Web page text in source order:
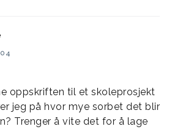
oppskriften til et skoleprosjekt
jeg på hvor mye sorbet det blir
Trenger å vite det for å lage